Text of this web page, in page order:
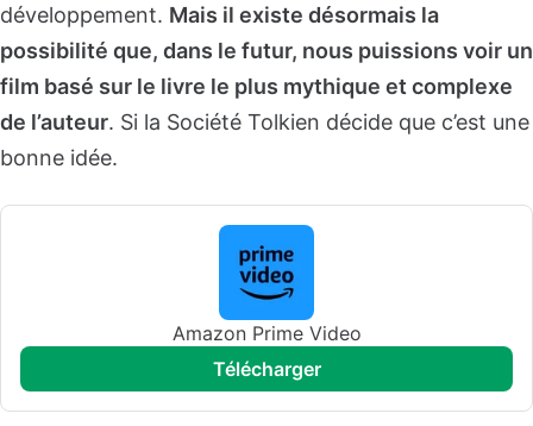
développement. Mais il existe désormais la
possibilité que, dans le futur, nous puissions voir un
film basé sur le livre le plus mythique et complexe
de l’auteur. Si la Société Tolkien décide que c’est une
bonne idée.
Amazon Prime Video
télécharger